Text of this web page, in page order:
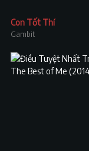
Con Tốt Thí
Gambit